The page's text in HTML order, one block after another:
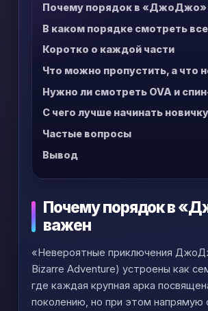
Почему порядок в «ДжоДжо»
В каком порядке смотреть
Коротко о каждой части
Что можно пропустить, а что
Нужно ли смотреть OVA и
С чего лучше начинать новичку
Частые вопросы
Вывод
Почему порядок в
важен
«Невероятные приключения
Bizarre Adventure) устроены как
где каждая крупная арка
поколению, но при этом напрямую